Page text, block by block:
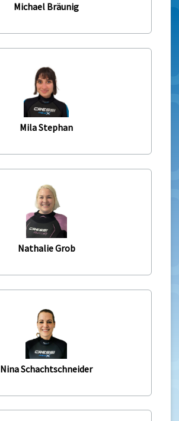
Michael Bräunig
Mila Stephan
Nathalie Grob
Nina Schachtschneider